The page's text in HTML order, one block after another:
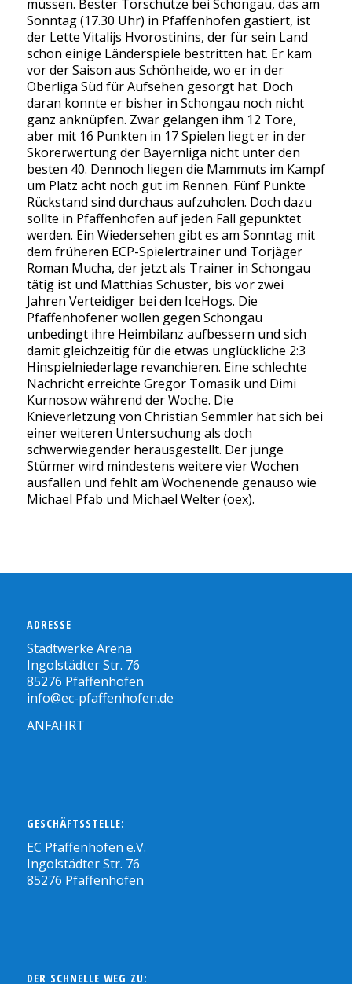
müssen. Bester Torschütze bei Schongau, das am
Sonntag (17.30 Uhr) in Pfaffenhofen gastiert, ist
der Lette Vitalijs Hvorostinins, der für sein Land
schon einige Länderspiele bestritten hat. Er kam
vor der Saison aus Schönheide, wo er in der
Oberliga Süd für Aufsehen gesorgt hat. Doch
daran konnte er bisher in Schongau noch nicht
ganz anknüpfen. Zwar gelangen ihm 12 Tore,
aber mit 16 Punkten in 17 Spielen liegt er in der
Skorerwertung der Bayernliga nicht unter den
besten 40. Dennoch liegen die Mammuts im Kampf
um Platz acht noch gut im Rennen. Fünf Punkte
Rückstand sind durchaus aufzuholen. Doch dazu
sollte in Pfaffenhofen auf jeden Fall gepunktet
werden. Ein Wiedersehen gibt es am Sonntag mit
dem früheren ECP-Spielertrainer und Torjäger
Roman Mucha, der jetzt als Trainer in Schongau
tätig ist und Matthias Schuster, bis vor zwei
Jahren Verteidiger bei den IceHogs. Die
Pfaffenhofener wollen gegen Schongau
unbedingt ihre Heimbilanz aufbessern und sich
damit gleichzeitig für die etwas unglückliche 2:3
Hinspielniederlage revanchieren. Eine schlechte
Nachricht erreichte Gregor Tomasik und Dimi
Kurnosow während der Woche. Die
Knieverletzung von Christian Semmler hat sich bei
einer weiteren Untersuchung als doch
schwerwiegender herausgestellt. Der junge
Stürmer wird mindestens weitere vier Wochen
ausfallen und fehlt am Wochenende genauso wie
Michael Pfab und Michael Welter (oex).
ADRESSE
Stadtwerke Arena
Ingolstädter Str. 76
85276 Pfaffenhofen
info@ec-pfaffenhofen.de
ANFAHRT
GESCHÄFTSSTELLE:
EC Pfaffenhofen e.V.
Ingolstädter Str. 76
85276 Pfaffenhofen
DER SCHNELLE WEG ZU: